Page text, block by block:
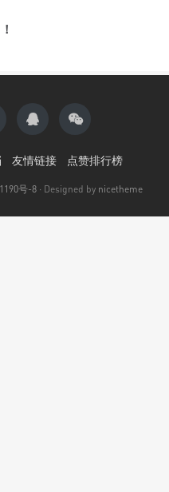
友情链接 点赞排行榜
号-8 · Designed by nicetheme